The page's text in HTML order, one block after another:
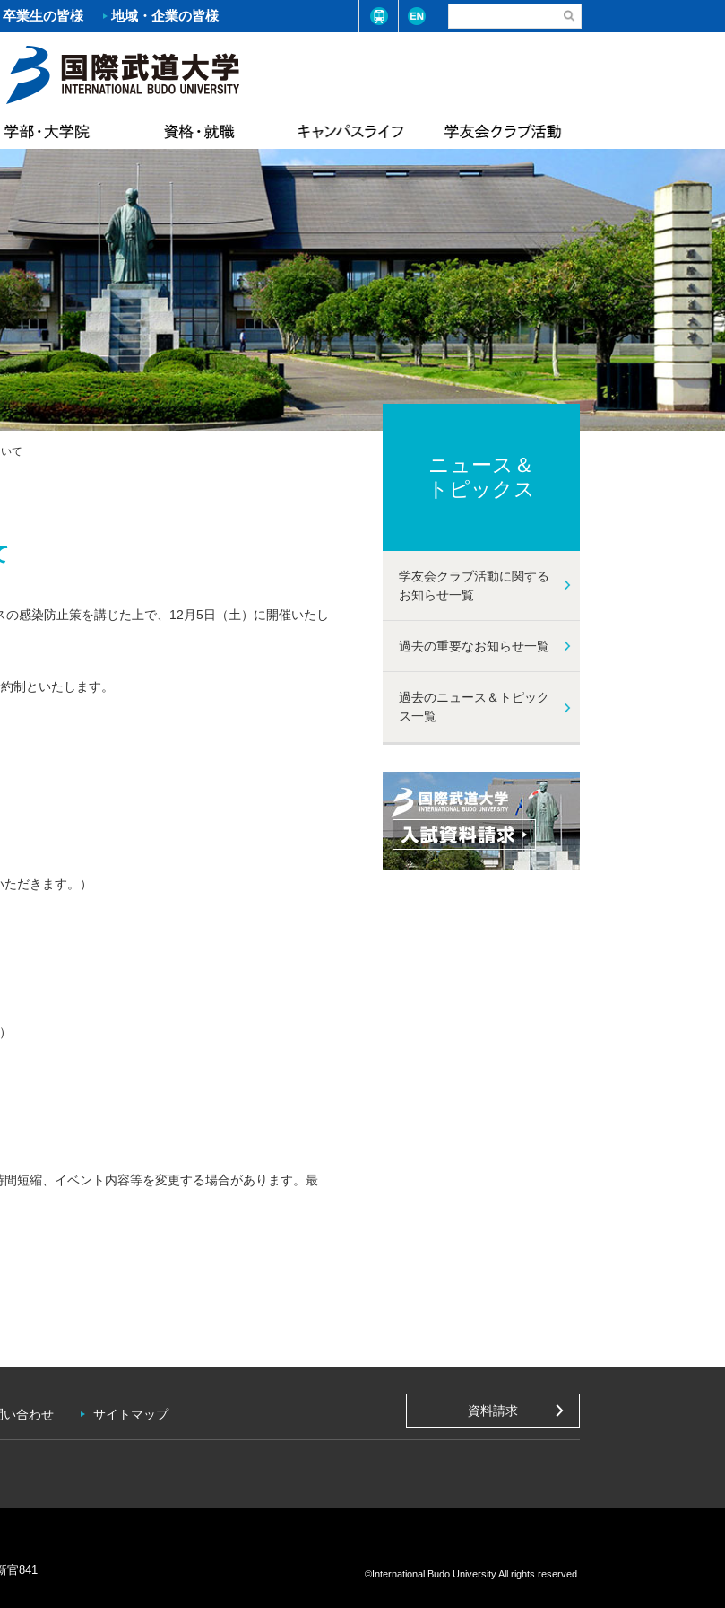
卒業生の皆様 地域・企業の皆様
各種方針
マーク
ント
国際武道大学学則
国際武道大学大学院学則
大学の活動
設置認可・届出等
ガバナンス・コード
中期計画
自己点検・評価報告
大学行事
教員数・学生数・卒業/修了生数
大学組織
財務情報
教育研究活動等の状況
公約研究費の不正防止への取り組み
プライバシーポリシー
ハラスメント及び性暴力等防止に関する取り組み
ム・イベント
人受付）
ト
蔵書検索）
健康管理・学生相談
学生食堂・売店
学生アパート情報
後援会
アルバイト情報
IBUキャンパスライフアンケート
各種規則
剣道部
サッカー部
バスケットボール部
バドミントン部
テニス・ソフトテニス部
ダンス部
陸上競技部
バーベル部
レスリング部
ソフトボール部
ライフセービング部
サーフィン部
トレーナーチーム
冬季競技準クラブ
軟式野球準クラブ
軽音楽同好会
トライアスロン同好会
フットサル同好会
サッカー同好会
ビーチバレー同好会
華道部
書道部
フランス文化部
大学祭実行委員会
て
感染防止策を講じた上で、12月5日（土）に開催いたし
制といたします。
だきます。）
短縮、イベント内容等を変更する場合があります。最
ニュース＆
トピックス
学友会クラブ活動に関する
お知らせ一覧
過去の重要なお知らせ一覧
過去のニュース＆トピック
ス一覧
い合わせ サイトマップ 資料請求
官841
©International Budo University.All rights reserved.